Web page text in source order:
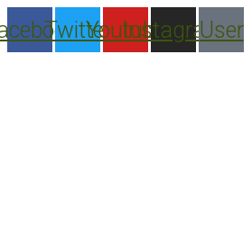
to
content
TwitterYoutube
Instagram
User